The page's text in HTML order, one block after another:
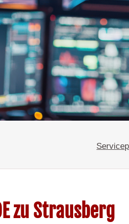
zu Strausberg